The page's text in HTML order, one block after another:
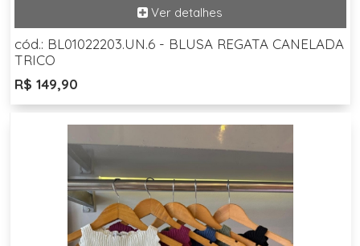
cód.: BL01022203.UN.6 - BLUSA REGATA CANELADA
TRICO
R$ 149,90